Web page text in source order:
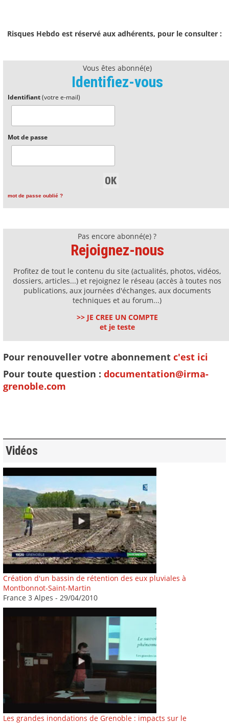
Risques Hebdo est réservé aux adhérents, pour le consulter :
Vous êtes abonné(e)
Identifiez-vous
Identifiant(votre e-mail)
Mot de passe
mot de passe oublié ?
Pas encore abonné(e) ?
Rejoignez-nous
Profitez de tout le contenu du site (actualités, photos, vidéos,
dossiers, articles...) et rejoignez le réseau (accès à toutes nos
publications, aux journées d'échanges, aux documents
techniques et au forum...)
>> JE CREE UN COMPTE
et je teste
Pour renouveller votre abonnement c'est ici
Pour toute question : documentation@irma-
grenoble.com
Vidéos
Création d'un bassin de rétention des eux pluviales à
Montbonnot-Saint-Martin
France 3 Alpes - 29/04/2010
Les grandes inondations de Grenoble : impacts sur le